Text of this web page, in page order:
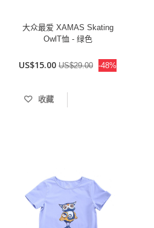
大众最爱 XAMAS Skating
OwlT恤 - 绿色
US$15.00 US$29.00 -48%
收藏